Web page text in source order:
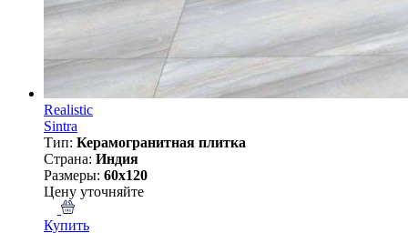
Realistic
Sintra
Тип: Керамогранитная плитка
Страна: Индия
Размеры: 60x120
Цену уточняйте
Купить